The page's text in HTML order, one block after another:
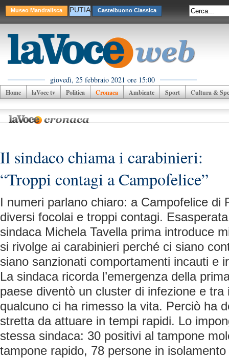
Museo Mandralisca PUTIA Castelbuono Classica
giovedì, 25 febbraio 2021 ore 15:00
Home laVoce tv Politica Cronaca Ambiente Sport Cultura &
Il sindaco chiama i carabinieri:
“Troppi contagi a Campofelice”
I numeri parlano chiaro: a Campofelice di
diversi focolai e troppi contagi.
sindaca Michela Tavella prima introduce
si rivolge ai carabinieri perché ci siano
siano sanzionati comportamenti incauti e
La sindaca ricorda l’emergenza della
paese diventò un cluster di infezione e tra
qualcuno ci ha rimesso la vita. Perciò ha
stretta da attuare in tempi rapidi. Lo
stessa sindaca: 30 positivi al tampone
tampone rapido, 78 persone in